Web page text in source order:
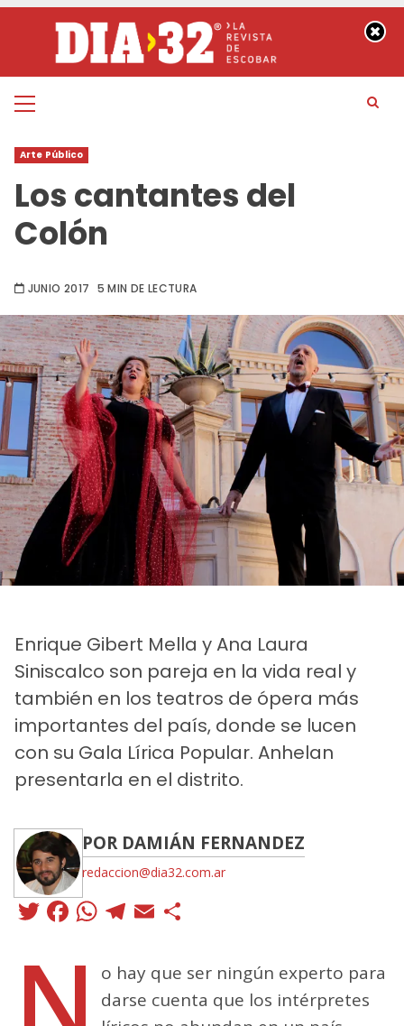
contenido
Menú
Arte Público
Los cantantes del
Colón
JUNIO 2017 5 MIN DE LECTURA
Enrique Gibert Mella y Ana Laura
Siniscalco son pareja en la vida real y
también en los teatros de ópera más
importantes del país, donde se lucen
con su Gala Lírica Popular. Anhelan
presentarla en el distrito.
POR DAMIÁN FERNANDEZ
redaccion@dia32.com.ar
Twitter
Facebook
WhatsApp
Telegram
Email
o hay que ser ningún experto para
darse cuenta que los intérpretes